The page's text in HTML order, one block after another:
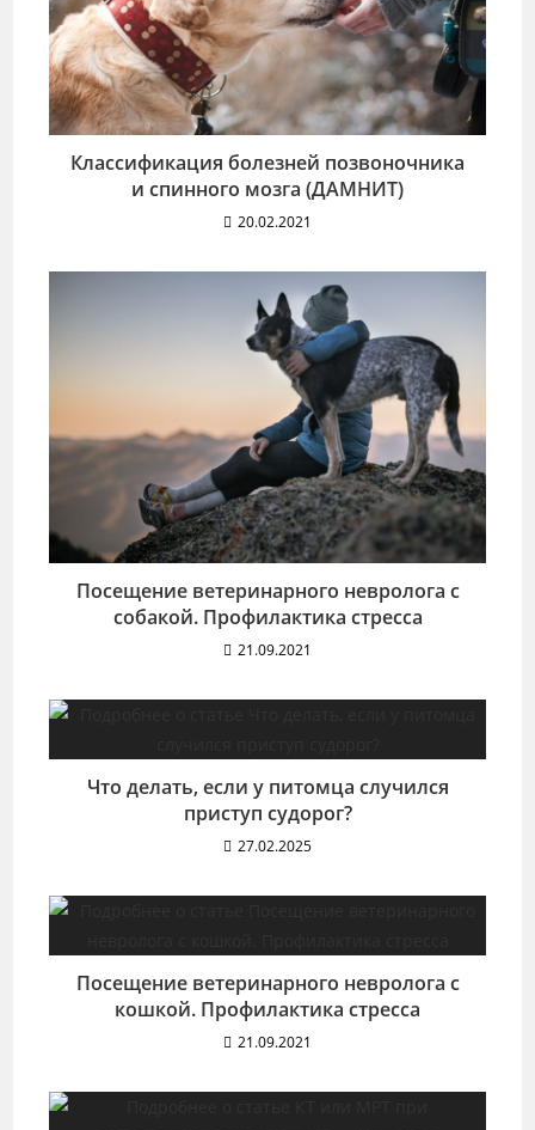
Классификация болезней позвоночника
и спинного мозга (ДАМНИТ)
20.02.2021
Посещение ветеринарного невролога с
собакой. Профилактика стресса
21.09.2021
Что делать, если у питомца случился
приступ судорог?
27.02.2025
Посещение ветеринарного невролога с
кошкой. Профилактика стресса
21.09.2021